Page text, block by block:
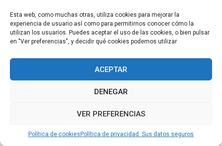
Esta web, como muchas otras, utiliza cookies para mejorar la
experiencia de usuario así como para permitirnos conocer cómo la
utilizan los usuarios. Puedes aceptar el uso de las cookies, o bien pulsar
en "Ver preferencias", y decidir qué cookies podemos utilizar
ACEPTAR
DENEGAR
VER PREFERENCIAS
Política de cookies Política de privacidad. Sus datos seguros